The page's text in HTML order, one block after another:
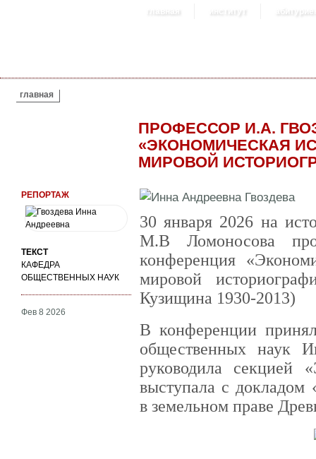
главная институт
ВЫ ЗДЕСЬ
главная
ПРОФЕССОР И.А.
«ЭКОНОМИЧЕСКАЯ
МИРОВОЙ
РЕПОРТАЖ
ТЕКСТ
КАФЕДРА
ОБЩЕСТВЕННЫХ НАУК
Фев 8 2026
30 января 2026 на
М.В Ломоносова
конференция
мировой
Кузищина 1930-2013)
В конференции
общественных наук
руководила секцией
выступала с докладом
в земельном праве